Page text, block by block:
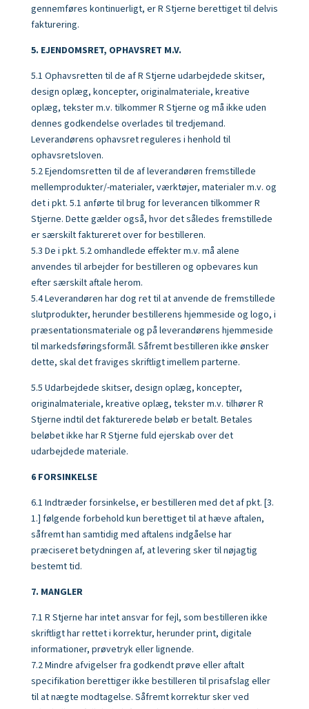
gennemføres kontinuerligt, er R Stjerne berettiget til delvis
fakturering.
5. EJENDOMSRET, OPHAVSRET M.V.
5.1 Ophavsretten til de af R Stjerne udarbejdede skitser,
design oplæg, koncepter, originalmateriale, kreative
oplæg, tekster m.v. tilkommer R Stjerne og må ikke uden
dennes godkendelse overlades til tredjemand.
Leverandørens ophavsret reguleres i henhold til
ophavsretsloven.
5.2 Ejendomsretten til de af leverandøren fremstillede
mellemprodukter/-materialer, værktøjer, materialer m.v. og
det i pkt. 5.1 anførte til brug for leverancen tilkommer R
Stjerne. Dette gælder også, hvor det således fremstillede
er særskilt faktureret over for bestilleren.
5.3 De i pkt. 5.2 omhandlede effekter m.v. må alene
anvendes til arbejder for bestilleren og opbevares kun
efter særskilt aftale herom.
5.4 Leverandøren har dog ret til at anvende de fremstillede
slutprodukter, herunder bestillerens hjemmeside og logo, i
præsentationsmateriale og på leverandørens hjemmeside
til markedsføringsformål. Såfremt bestilleren ikke ønsker
dette, skal det fraviges skriftligt imellem parterne.
5.5 Udarbejdede skitser, design oplæg, koncepter,
originalmateriale, kreative oplæg, tekster m.v. tilhører R
Stjerne indtil det fakturerede beløb er betalt. Betales
beløbet ikke har R Stjerne fuld ejerskab over det
udarbejdede materiale.
6 FORSINKELSE
6.1 Indtræder forsinkelse, er bestilleren med det af pkt. [3.
1.] følgende forbehold kun berettiget til at hæve aftalen,
såfremt han samtidig med aftalens indgåelse har
præciseret betydningen af, at levering sker til nøjagtig
bestemt tid.
7. MANGLER
7.1 R Stjerne har intet ansvar for fejl, som bestilleren ikke
skriftligt har rettet i korrektur, herunder print, digitale
informationer, prøvetryk eller lignende.
7.2 Mindre afvigelser fra godkendt prøve eller aftalt
specifikation berettiger ikke bestilleren til prisafslag eller
til at nægte modtagelse. Såfremt korrektur sker ved